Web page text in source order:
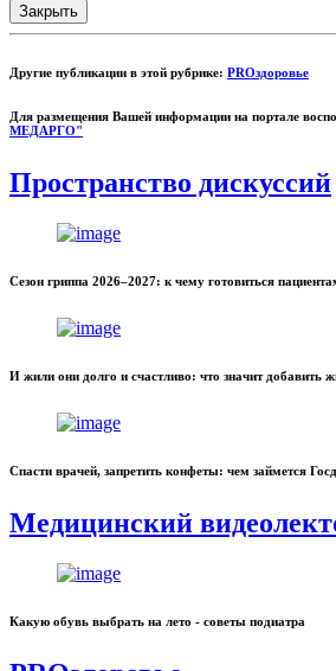
Закрыть
Другие публикации в этой рубрике: PROздоровье
Для размещения Вашей информации на портале
МЕДАРГО"
Пространство дискуссий
Сезон гриппа 2026–2027: к чему готовиться
И жили они долго и счастливо: что значит добавить
Спасти врачей, запретить конфеты: чем займется
Медицинский
Какую обувь выбрать на лето - советы подиатра